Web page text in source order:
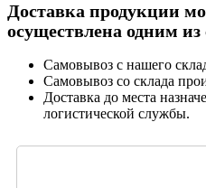
Доставка продукции
осуществлена одним
Самовывоз с нашего
Самовывоз со склада
Доставка до места
логистической службы.